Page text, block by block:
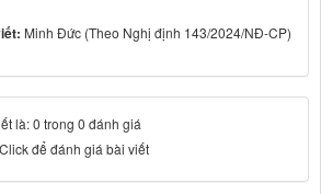
Minh Đức (Theo Nghị định 143/2024/NĐ-CP)
là: 0 trong 0 đánh giá
Click để đánh giá bài viết